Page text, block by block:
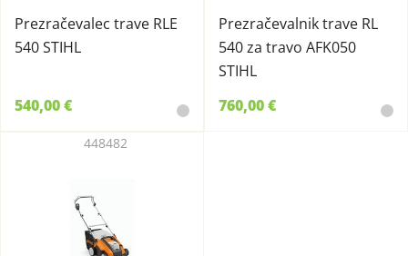
Prezračevalec trave RLE
540 STIHL
540,00 €
Prezračevalnik trave RL
540 za travo AFK050
STIHL
760,00 €
448482